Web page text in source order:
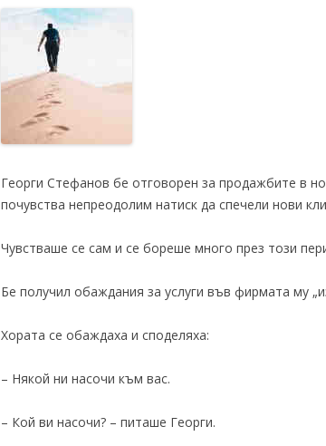
Георги Стефанов бе отговорен за продажбите в
почувства непреодолим натиск да спечели нови
Чувстваше се сам и се бореше много през този
Бе получил обаждания за услуги във фирмата му
Хората се обаждаха и споделяха:
– Някой ни насочи към вас.
– Кой ви насочи? – питаше Георги.